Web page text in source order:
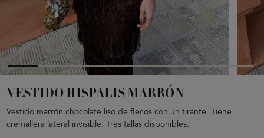
VESTIDO HISPALIS MARRÓN
Vestido marrón chocolate liso de flecos con un tirante. Tiene
cremallera lateral invisible. Tres tallas disponibles.